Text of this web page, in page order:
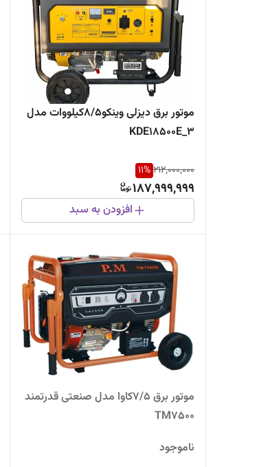
موتور برق دیزلی وینکو8/5کیلووات مدل
KDE18500E_3
212,000,000
11%
187,999,999
افزودن به سبد
موتور برق 7/5کاوا مدل صنعتی قدرتمند
TM7500
ناموجود